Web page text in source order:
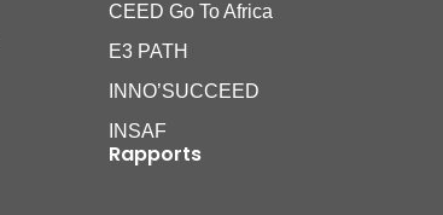
CEED Go To Africa
E3 PATH
INNO’SUCCEED
INSAF
Rapports